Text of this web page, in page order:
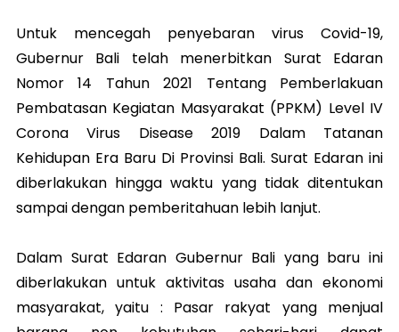
Untuk mencegah penyebaran virus Covid-19,
Gubernur Bali telah menerbitkan Surat Edaran
Nomor 14 Tahun 2021 Tentang Pemberlakuan
Pembatasan Kegiatan Masyarakat (PPKM) Level IV
Corona Virus Disease 2019 Dalam Tatanan
Kehidupan Era Baru Di Provinsi Bali. Surat Edaran ini
diberlakukan hingga waktu yang tidak ditentukan
sampai dengan pemberitahuan lebih lanjut.
Dalam Surat Edaran Gubernur Bali yang baru ini
diberlakukan untuk aktivitas usaha dan ekonomi
masyarakat, yaitu : Pasar rakyat yang menjual